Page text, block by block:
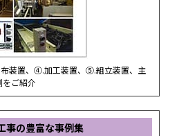
装置、④.加工装置、⑤.組立装置、主
ご紹介
事の豊富な事例集